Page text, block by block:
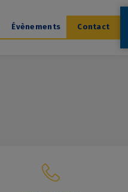
Évènements Contact